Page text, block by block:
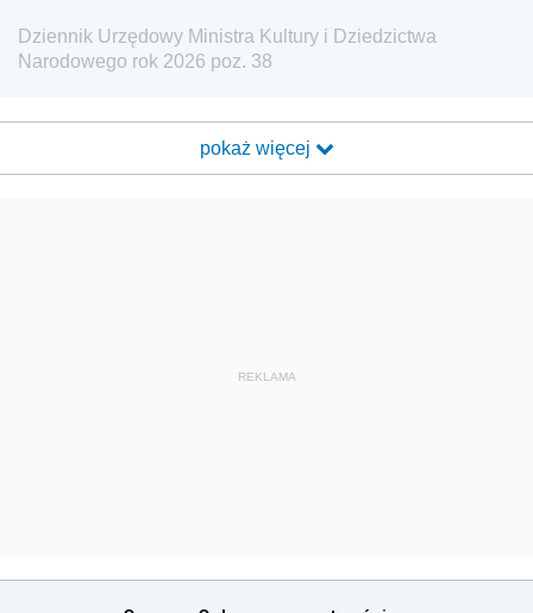
Dziennik Urzędowy Ministra Kultury i Dziedzictwa
Narodowego rok 2026 poz. 38
pokaż więcej
REKLAMA